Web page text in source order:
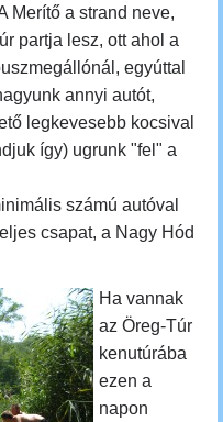
Merítő a strand neve,
partja lesz, ott ahol a
egyúttal
annyi autót,
legkevesebb kocsival
így) ugrunk "fel" a
számú autóval
csapat, a Nagy Hód
Ha vannak
az Öreg-Túr
kenutúrába
ezen a
napon